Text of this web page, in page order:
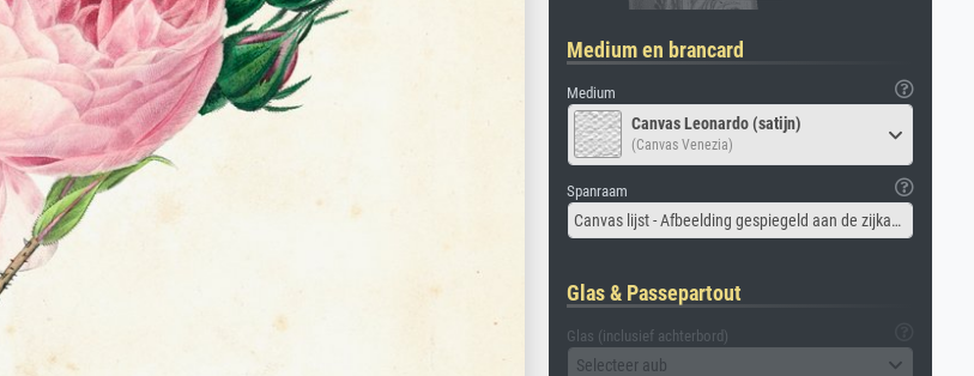
Medium en brancard
Medium
Canvas Leonardo (satijn)
(Canvas Venezia)
Spanraam
Canvas lijst - Afbeelding gespiegeld aan de zijkant
Glas & Passepartout
Glas (inclusief achterbord)
Selecteer aub